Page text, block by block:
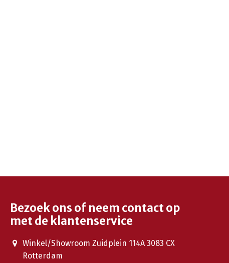
Bezoek ons of neem contact op
met de klantenservice
Winkel/Showroom Zuidplein 114A 3083 CX
Rotterdam